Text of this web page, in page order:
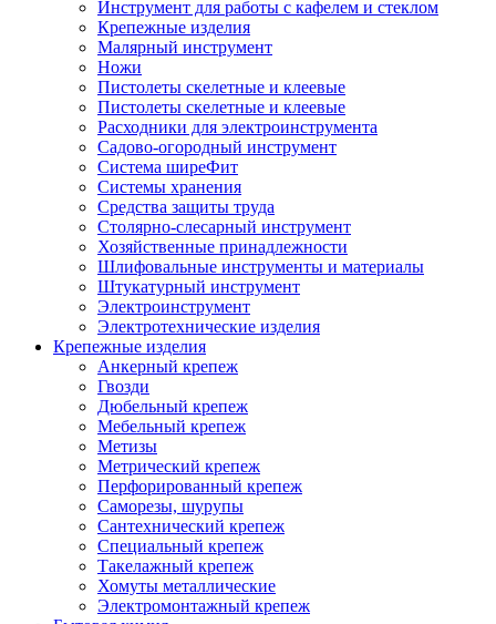
Инструмент для работы с кафелем и стеклом
Крепежные изделия
Малярный инструмент
Ножи
Пистолеты скелетные и клеевые
Пистолеты скелетные и клеевые
Расходники для электроинструмента
Садово-огородный инструмент
Система ширеФит
Системы хранения
Средства защиты труда
Столярно-слесарный инструмент
Хозяйственные принадлежности
Шлифовальные инструменты и материалы
Штукатурный инструмент
Электроинструмент
Электротехнические изделия
Крепежные изделия
Анкерный крепеж
Гвозди
Дюбельный крепеж
Мебельный крепеж
Метизы
Метрический крепеж
Перфорированный крепеж
Саморезы, шурупы
Сантехнический крепеж
Специальный крепеж
Такелажный крепеж
Хомуты металлические
Электромонтажный крепеж